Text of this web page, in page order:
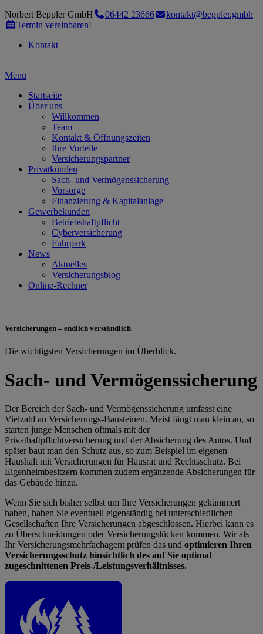
Norbert Beppler GmbH 06442 23666
kontakt@beppler.gmbh
Termin vereinbaren!
Kontakt
Menü
Startseite
Über uns
Willkommen
Team
Kontakt & Öffnungszeiten
Ihre Vorteile
Versicherungspartner
Privatkunden
Sach- und Vermögenssicherung
Vorsorge
Finanzierung & Kapitalanlage
Gewerbekunden
Betriebshaftpflicht
Cyberversicherung
Fuhrpark
News
Aktuelles
Versicherungsblog
Online-Rechner
Versicherungen – endlich verständlich
Die wichtigsten Versicherungen im Überblick.
Sach- und Vermögenssicherung
Der Bereich der Sach- und Vermögenssicherung umfasst eine
Vielzahl an Versicherungs-Bausteinen. Meist fängt man klein an, so
starten junge Menschen oftmals mit der
Privathaftpflichtversicherung und der Absicherung des Autos. Und
später baut man den Schutz aus, so zum Beispiel im eigenen
Haushalt mit Versicherungen für Hausrat und Rechtsschutz. Bei
Eigenheimbesitzern kommen zudem ergänzende Absicherungen für
das Gebäude hinzu.
Wenn Sie sich bisher selbst um Ihre Versicherungen gekümmert
haben, haben Sie eventuell eigenständig bei unterschiedlichen
Gesellschaften Ihre Versicherungen abgeschlossen. Hierbei kann es
zu Überschneidungen oder Versicherungslücken kommen. Wir als
Ihr Versicherungsmehrfachagent prüfen das und optimieren Ihren
Versicherungsschutz hinsichtlich des auf Sie optimal
zugeschnittenen Preis-/Leistungsverhältnisses.